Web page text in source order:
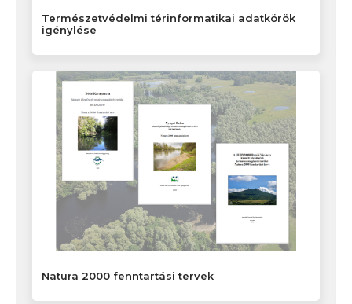
Természetvédelmi térinformatikai adatkörök
igénylése
Natura 2000 fenntartási tervek